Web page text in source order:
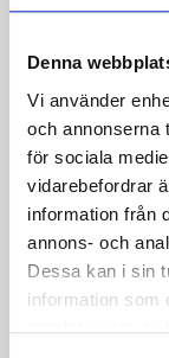
Denna
Vi använder
och annonserna
för sociala
vidarebefordrar
information från
annons- och
Dessa kan i sin
information som
samlat in när du
1,5%